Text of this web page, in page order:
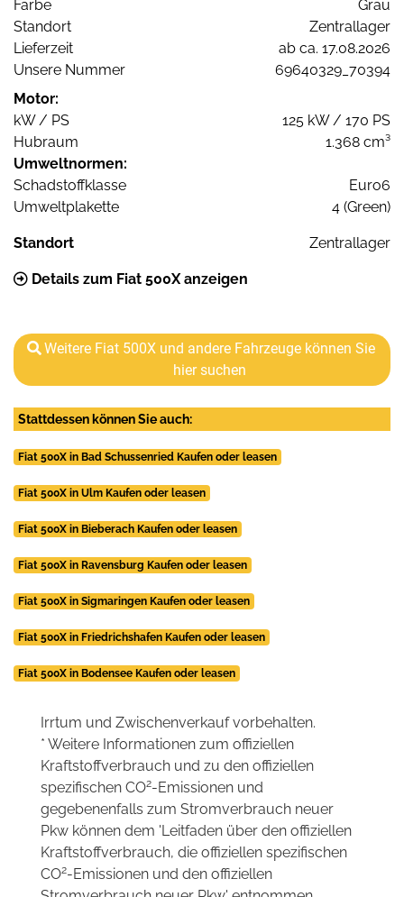
Farbe
Grau
Standort
Zentrallager
Lieferzeit
ab ca. 17.08.2026
Unsere Nummer
69640329_70394
Motor:
kW / PS
125 kW / 170 PS
Hubraum
1.368 cm³
Umweltnormen:
Schadstoffklasse
Euro6
Umweltplakette
4 (Green)
Standort Zentrallager
Details zum Fiat 500X anzeigen
Weitere Fiat 500X und andere Fahrzeuge können Sie
hier suchen
Stattdessen können Sie auch:
Fiat 500X in Bad Schussenried Kaufen oder leasen
Fiat 500X in Ulm Kaufen oder leasen
Fiat 500X in Bieberach Kaufen oder leasen
Fiat 500X in Ravensburg Kaufen oder leasen
Fiat 500X in Sigmaringen Kaufen oder leasen
Fiat 500X in Friedrichshafen Kaufen oder leasen
Fiat 500X in Bodensee Kaufen oder leasen
Irrtum und Zwischenverkauf vorbehalten.
* Weitere Informationen zum offiziellen
Kraftstoffverbrauch und zu den offiziellen
spezifischen CO2-Emissionen und
gegebenenfalls zum Stromverbrauch neuer
Pkw können dem 'Leitfaden über den offiziellen
Kraftstoffverbrauch, die offiziellen spezifischen
CO2-Emissionen und den offiziellen